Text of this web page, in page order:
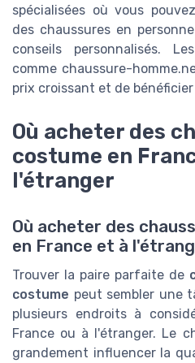
spécialisées où vous
des chaussures en
conseils personnalisés.
comme chaussure-
prix croissant et de
Où acheter des
costume en
l'étranger
Où acheter des
en France et à
Trouver la paire parfaite de
costume peut sembler une
plusieurs endroits à
France ou à l'étranger. Le
grandement influencer la